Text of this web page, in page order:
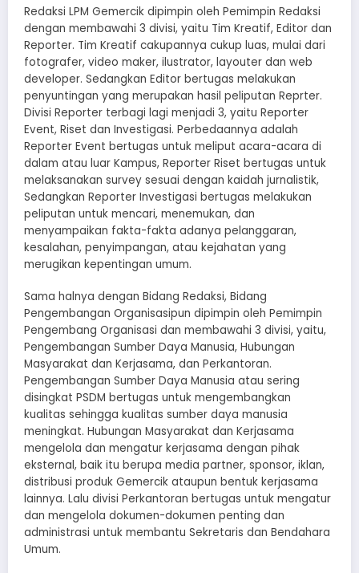
Redaksi LPM Gemercik dipimpin oleh Pemimpin Redaksi
dengan membawahi 3 divisi, yaitu Tim Kreatif, Editor dan
Reporter. Tim Kreatif cakupannya cukup luas, mulai dari
fotografer, video maker, ilustrator, layouter dan web
developer. Sedangkan Editor bertugas melakukan
penyuntingan yang merupakan hasil peliputan Reprter.
Divisi Reporter terbagi lagi menjadi 3, yaitu Reporter
Event, Riset dan Investigasi. Perbedaannya adalah
Reporter Event bertugas untuk meliput acara-acara di
dalam atau luar Kampus, Reporter Riset bertugas untuk
melaksanakan survey sesuai dengan kaidah jurnalistik,
Sedangkan Reporter Investigasi bertugas melakukan
peliputan untuk mencari, menemukan, dan
menyampaikan fakta-fakta adanya pelanggaran,
kesalahan, penyimpangan, atau kejahatan yang
merugikan kepentingan umum.
Sama halnya dengan Bidang Redaksi, Bidang
Pengembangan Organisasipun dipimpin oleh Pemimpin
Pengembang Organisasi dan membawahi 3 divisi, yaitu,
Pengembangan Sumber Daya Manusia, Hubungan
Masyarakat dan Kerjasama, dan Perkantoran.
Pengembangan Sumber Daya Manusia atau sering
disingkat PSDM bertugas untuk mengembangkan
kualitas sehingga kualitas sumber daya manusia
meningkat. Hubungan Masyarakat dan Kerjasama
mengelola dan mengatur kerjasama dengan pihak
eksternal, baik itu berupa media partner, sponsor, iklan,
distribusi produk Gemercik ataupun bentuk kerjasama
lainnya. Lalu divisi Perkantoran bertugas untuk mengatur
dan mengelola dokumen-dokumen penting dan
administrasi untuk membantu Sekretaris dan Bendahara
Umum.